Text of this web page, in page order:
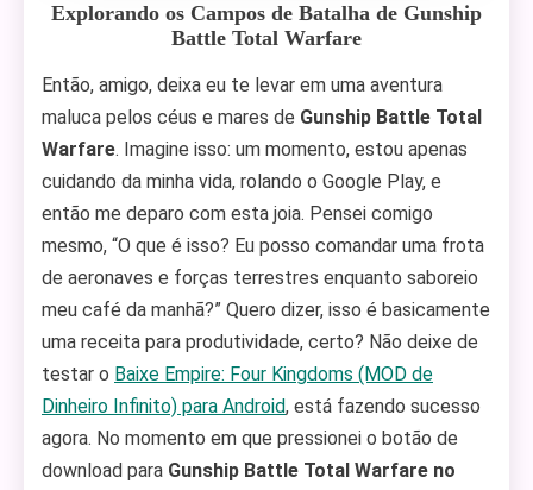
Explorando os Campos de Batalha de Gunship
Battle Total Warfare
Então, amigo, deixa eu te levar em uma aventura
maluca pelos céus e mares de Gunship Battle Total
Warfare. Imagine isso: um momento, estou apenas
cuidando da minha vida, rolando o Google Play, e
então me deparo com esta joia. Pensei comigo
mesmo, “O que é isso? Eu posso comandar uma frota
de aeronaves e forças terrestres enquanto saboreio
meu café da manhã?” Quero dizer, isso é basicamente
uma receita para produtividade, certo? Não deixe de
testar o Baixe Empire: Four Kingdoms (MOD de
Dinheiro Infinito) para Android, está fazendo sucesso
agora. No momento em que pressionei o botão de
download para Gunship Battle Total Warfare no